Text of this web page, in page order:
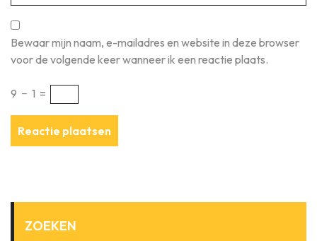
Bewaar mijn naam, e-mailadres en website in deze browser
voor de volgende keer wanneer ik een reactie plaats.
9 − 1 =
ZOEKEN